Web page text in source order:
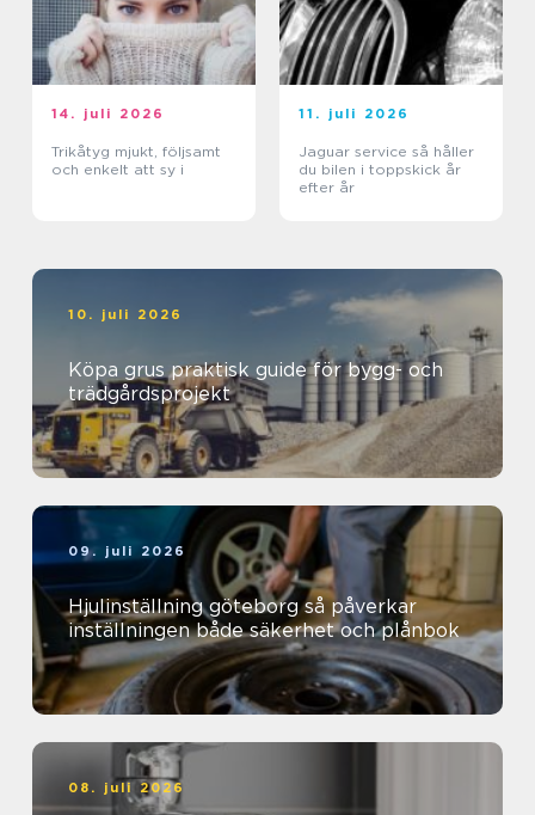
14. juli 2026
Trikåtyg mjukt, följsamt
och enkelt att sy i
11. juli 2026
Jaguar service så håller
du bilen i toppskick år
efter år
10. juli 2026
Köpa grus praktisk guide för bygg- och
trädgårdsprojekt
09. juli 2026
Hjulinställning göteborg så påverkar
inställningen både säkerhet och plånbok
08. juli 2026